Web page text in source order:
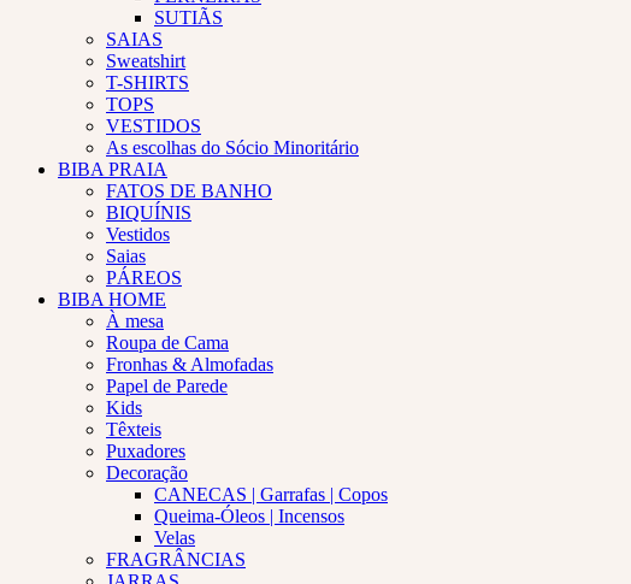
SUTIÃS
SAIAS
Sweatshirt
T-SHIRTS
TOPS
VESTIDOS
As escolhas do Sócio Minoritário
BIBA PRAIA
FATOS DE BANHO
BIQUÍNIS
Vestidos
Saias
PÁREOS
BIBA HOME
À mesa
Roupa de Cama
Fronhas & Almofadas
Papel de Parede
Kids
Têxteis
Puxadores
Decoração
CANECAS | Garrafas | Copos
Queima-Óleos | Incensos
Velas
FRAGRÂNCIAS